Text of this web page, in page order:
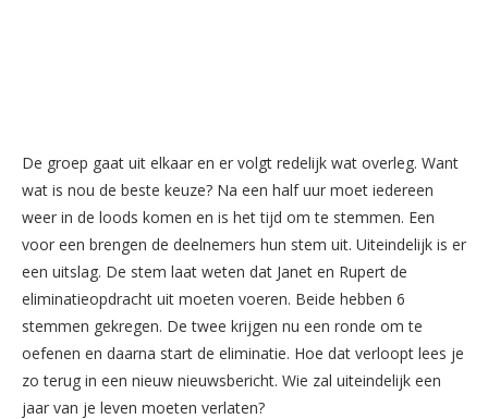
De groep gaat uit elkaar en er volgt redelijk wat overleg. Want
wat is nou de beste keuze? Na een half uur moet iedereen
weer in de loods komen en is het tijd om te stemmen. Een
voor een brengen de deelnemers hun stem uit. Uiteindelijk is er
een uitslag. De stem laat weten dat Janet en Rupert de
eliminatieopdracht uit moeten voeren. Beide hebben 6
stemmen gekregen. De twee krijgen nu een ronde om te
oefenen en daarna start de eliminatie. Hoe dat verloopt lees je
zo terug in een nieuw nieuwsbericht. Wie zal uiteindelijk een
jaar van je leven moeten verlaten?